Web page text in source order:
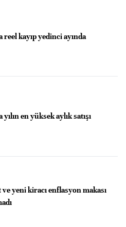
reel kayıp yedinci ayında
en yüksek aylık satışı
yeni kiracı enflasyon makası